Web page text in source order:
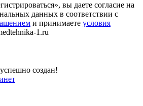
вы даете согласие на
данных в соответствии с
и принимаете условия
1.ru
создан!